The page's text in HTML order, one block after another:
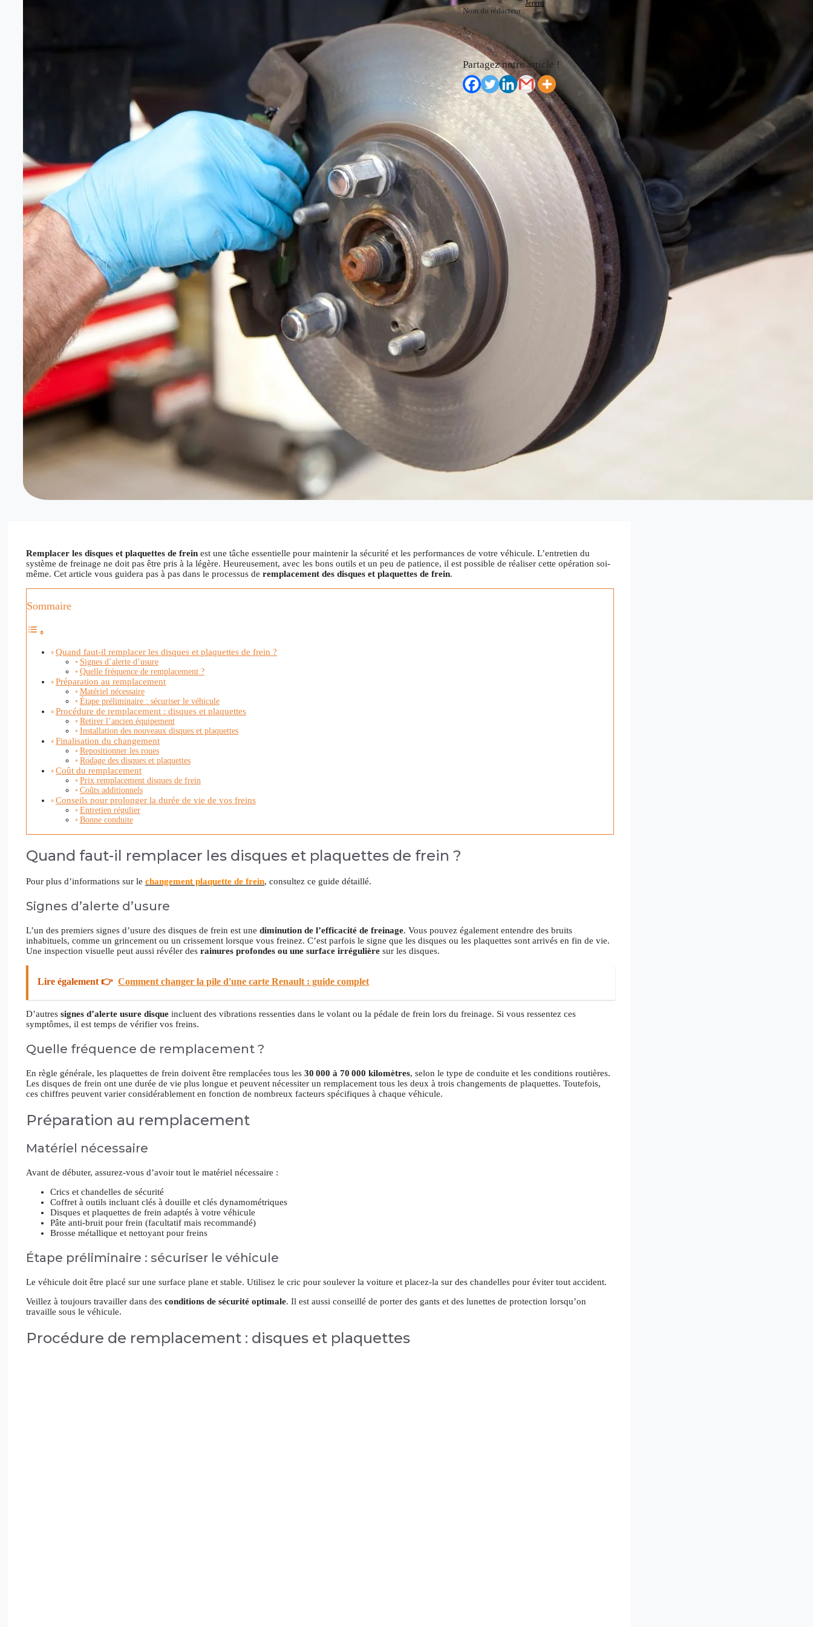
Nom du rédacteur :
Jerem
🏷️
Partagez notre article !
Remplacer les disques et plaquettes de frein est une tâche essentielle pour maintenir la sécurité et les performances de votre véhicule. L’entretien du
système de freinage ne doit pas être pris à la légère. Heureusement, avec les bons outils et un peu de patience, il est possible de réaliser cette opération soi-
même. Cet article vous guidera pas à pas dans le processus de remplacement des disques et plaquettes de frein.
Sommaire
Quand faut-il remplacer les disques et plaquettes de frein ?
Signes d’alerte d’usure
Quelle fréquence de remplacement ?
Préparation au remplacement
Matériel nécessaire
Étape préliminaire : sécuriser le véhicule
Procédure de remplacement : disques et plaquettes
Retirer l’ancien équipement
Installation des nouveaux disques et plaquettes
Finalisation du changement
Repositionner les roues
Rodage des disques et plaquettes
Coût du remplacement
Prix remplacement disques de frein
Coûts additionnels
Conseils pour prolonger la durée de vie de vos freins
Entretien régulier
Bonne conduite
Quand faut-il remplacer les disques et plaquettes de frein ?
Pour plus d’informations sur le changement plaquette de frein, consultez ce guide détaillé.
Signes d’alerte d’usure
L’un des premiers signes d’usure des disques de frein est une diminution de l’efficacité de freinage. Vous pouvez également entendre des bruits
inhabituels, comme un grincement ou un crissement lorsque vous freinez. C’est parfois le signe que les disques ou les plaquettes sont arrivés en fin de vie.
Une inspection visuelle peut aussi révéler des rainures profondes ou une surface irrégulière sur les disques.
Lire également 👉 Comment changer la pile d'une carte Renault : guide complet
D’autres signes d’alerte usure disque incluent des vibrations ressenties dans le volant ou la pédale de frein lors du freinage. Si vous ressentez ces
symptômes, il est temps de vérifier vos freins.
Quelle fréquence de remplacement ?
En règle générale, les plaquettes de frein doivent être remplacées tous les 30 000 à 70 000 kilomètres, selon le type de conduite et les conditions routières.
Les disques de frein ont une durée de vie plus longue et peuvent nécessiter un remplacement tous les deux à trois changements de plaquettes. Toutefois,
ces chiffres peuvent varier considérablement en fonction de nombreux facteurs spécifiques à chaque véhicule.
Préparation au remplacement
Matériel nécessaire
Avant de débuter, assurez-vous d’avoir tout le matériel nécessaire :
Crics et chandelles de sécurité
Coffret à outils incluant clés à douille et clés dynamométriques
Disques et plaquettes de frein adaptés à votre véhicule
Pâte anti-bruit pour frein (facultatif mais recommandé)
Brosse métallique et nettoyant pour freins
Étape préliminaire : sécuriser le véhicule
Le véhicule doit être placé sur une surface plane et stable. Utilisez le cric pour soulever la voiture et placez-la sur des chandelles pour éviter tout accident.
Veillez à toujours travailler dans des conditions de sécurité optimale. Il est aussi conseillé de porter des gants et des lunettes de protection lorsqu’on
travaille sous le véhicule.
Procédure de remplacement : disques et plaquettes